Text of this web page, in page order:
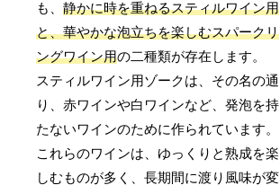
も、静かに時を重ねるスティルワイン用
と、華やかな泡立ちを楽しむスパークリ
ングワイン用の二種類が存在します。
スティルワイン用ゾークは、その名の通
り、赤ワインや白ワインなど、発泡を持
たないワインのために作られています。
これらのワインは、ゆっくりと熟成を楽
しむものが多く、長期間に渡り風味が変